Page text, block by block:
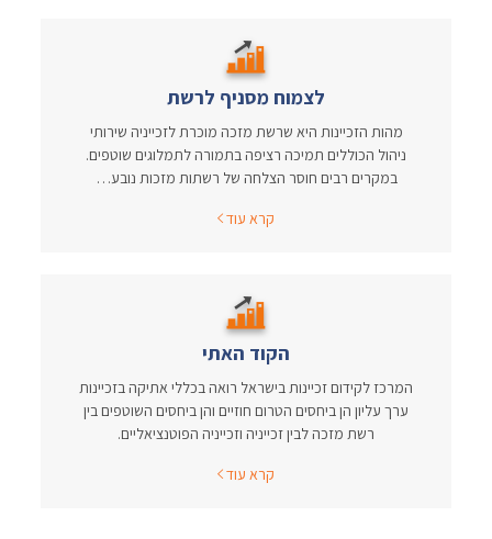
לצמוח מסניף לרשת
מהות הזכיינות היא שרשת מזכה מוכרת לזכייניה שירותי
ניהול הכוללים תמיכה רציפה בתמורה לתמלוגים שוטפים.
במקרים רבים חוסר הצלחה של רשתות מזכות נובע…
קרא עוד
הקוד האתי
המרכז לקידום זכיינות בישראל רואה בכללי אתיקה בזכיינות
ערך עליון הן ביחסים הטרום חוזיים והן ביחסים השוטפים בין
רשת מזכה לבין זכייניה וזכייניה הפוטנציאליים.
קרא עוד